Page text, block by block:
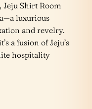
Jeju Shirt Room
luxurious
and revelry.
a fusion of Jeju’s
hospitality